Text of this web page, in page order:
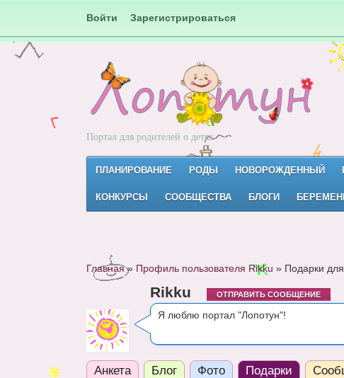
Войти Зарегистрироваться
Портал для родителей о детях
ПЛАНИРОВАНИЕ РОДЫ НОВОРОЖДЕННЫЙ
КОНКУРСЫ СООБЩЕСТВА БЛОГИ
Главная» Профиль пользователя Rikku » Подарки
Rikku ОТПРАВИТЬ СООБЩЕНИЕ
Я люблю портал "Лопотун"!
Анкета Блог Фото Подарки